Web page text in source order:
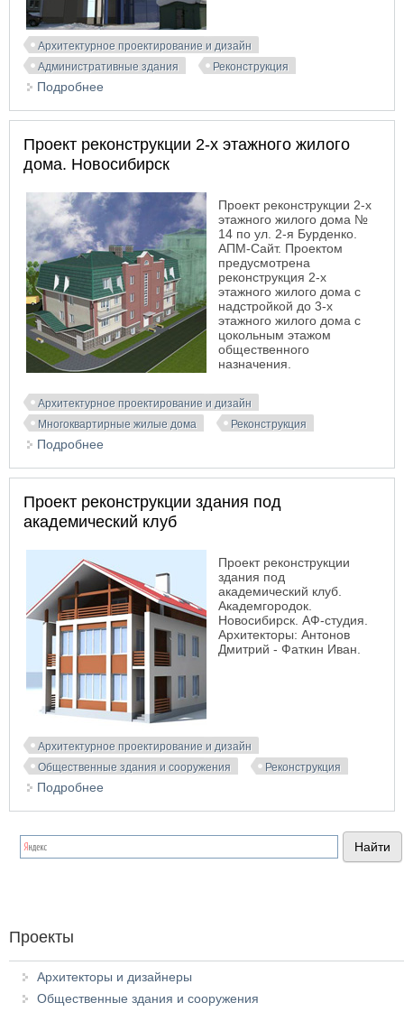
Архитектурное проектирование и дизайн
Административные здания
Реконструкция
Подробнее
Проект реконструкции 2-х этажного жилого
дома. Новосибирск
Проект реконструкции 2-х
этажного жилого дома №
14 по ул. 2-я Бурденко.
АПМ-Сайт. Проектом
предусмотрена
реконструкция 2-х
этажного жилого дома с
надстройкой до 3-х
этажного жилого дома с
цокольным этажом
общественного
назначения.
Архитектурное проектирование и дизайн
Многоквартирные жилые дома
Реконструкция
Подробнее
Проект реконструкции здания под
академический клуб
Проект реконструкции
здания под
академический клуб.
Академгородок.
Новосибирск. АФ-студия.
Архитекторы: Антонов
Дмитрий - Фаткин Иван.
Архитектурное проектирование и дизайн
Общественные здания и сооружения
Реконструкция
Подробнее
Проекты
Архитекторы и дизайнеры
Общественные здания и сооружения